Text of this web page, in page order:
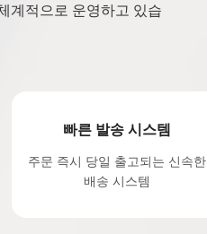
계적으로 운영하고 있습
빠른 발송 시스템
주문 즉시 당일 출고되는 신속한
배송 시스템